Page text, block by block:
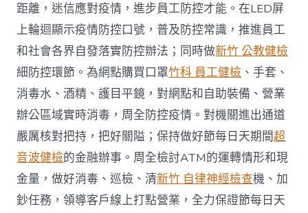
距離，迷信應對疫情，進步員工防控才能。在LED屏
上輪迴顯示疫情防控口號，普及防控常識，推進員工
和社會各界自發落實防控辦法；同時做新竹 公教健檢
細防控環節。為網點購買口罩竹科 員工健檢 、手套、
消毒水、酒精、護目平鏡，對網點和自助裝備、營業
辦公區域實時消毒，周全防控疫情。對機關進出通道
嚴厲核對把持，把好關隘；保持做好節每日天期間超
音波健檢的金融辦事。周全檢討ATM的運轉情形和現
金量，做好消毒、巡檢、清新竹 自律神經檢查機、加
鈔任務，領導客戶線上打點營業，全力保證節每日天